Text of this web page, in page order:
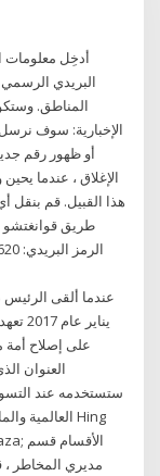
أدخِل معلومات
البريدي الرسمي
المناطق.
الإخبارية: سوف
أو ظهور رقم
الإغلاق ، عندما
هذا القبيل. قم
على إصلاح أمة
ستستخدمه عند
مديري المخاطر ،